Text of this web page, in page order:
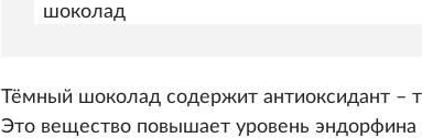
шоколад
Тёмный шоколад содержит антиоксидант –
Это вещество повышает уровень эндорфина